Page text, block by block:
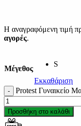
Η αναγραφόμενη τιμή
αγορές.
Μέγεθος
S
Εκκαθάριση
Protest Γυναικείο
Προσθήκη στο καλάθι